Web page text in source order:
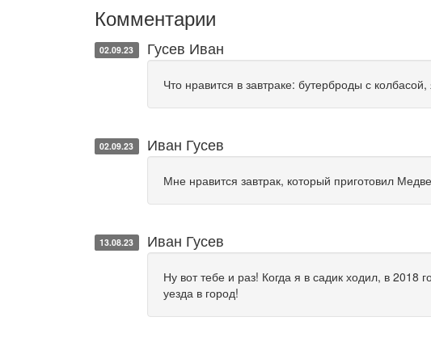
Комментарии
02.09.23 Гусев Иван
Что нравится в завтраке: бутерброды с
02.09.23 Иван Гусев
Мне нравится завтрак, который приготовил
13.08.23 Иван Гусев
Ну вот тебе и раз! Когда я в садик ходил, в 2018
уезда в город!